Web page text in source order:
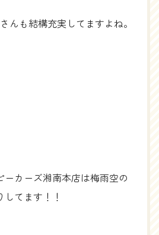
んも結構充実してますよね。
ーカーズ湘南本店は梅雨空の
てます！！